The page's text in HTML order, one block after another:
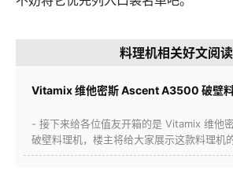
料理机相关好文阅读
Vitamix 维他密斯 Ascent A3500 破壁
- 接下来给各位值友开箱的是 Vitamix 维他
破壁料理机，楼主将给大家展示这款料理机